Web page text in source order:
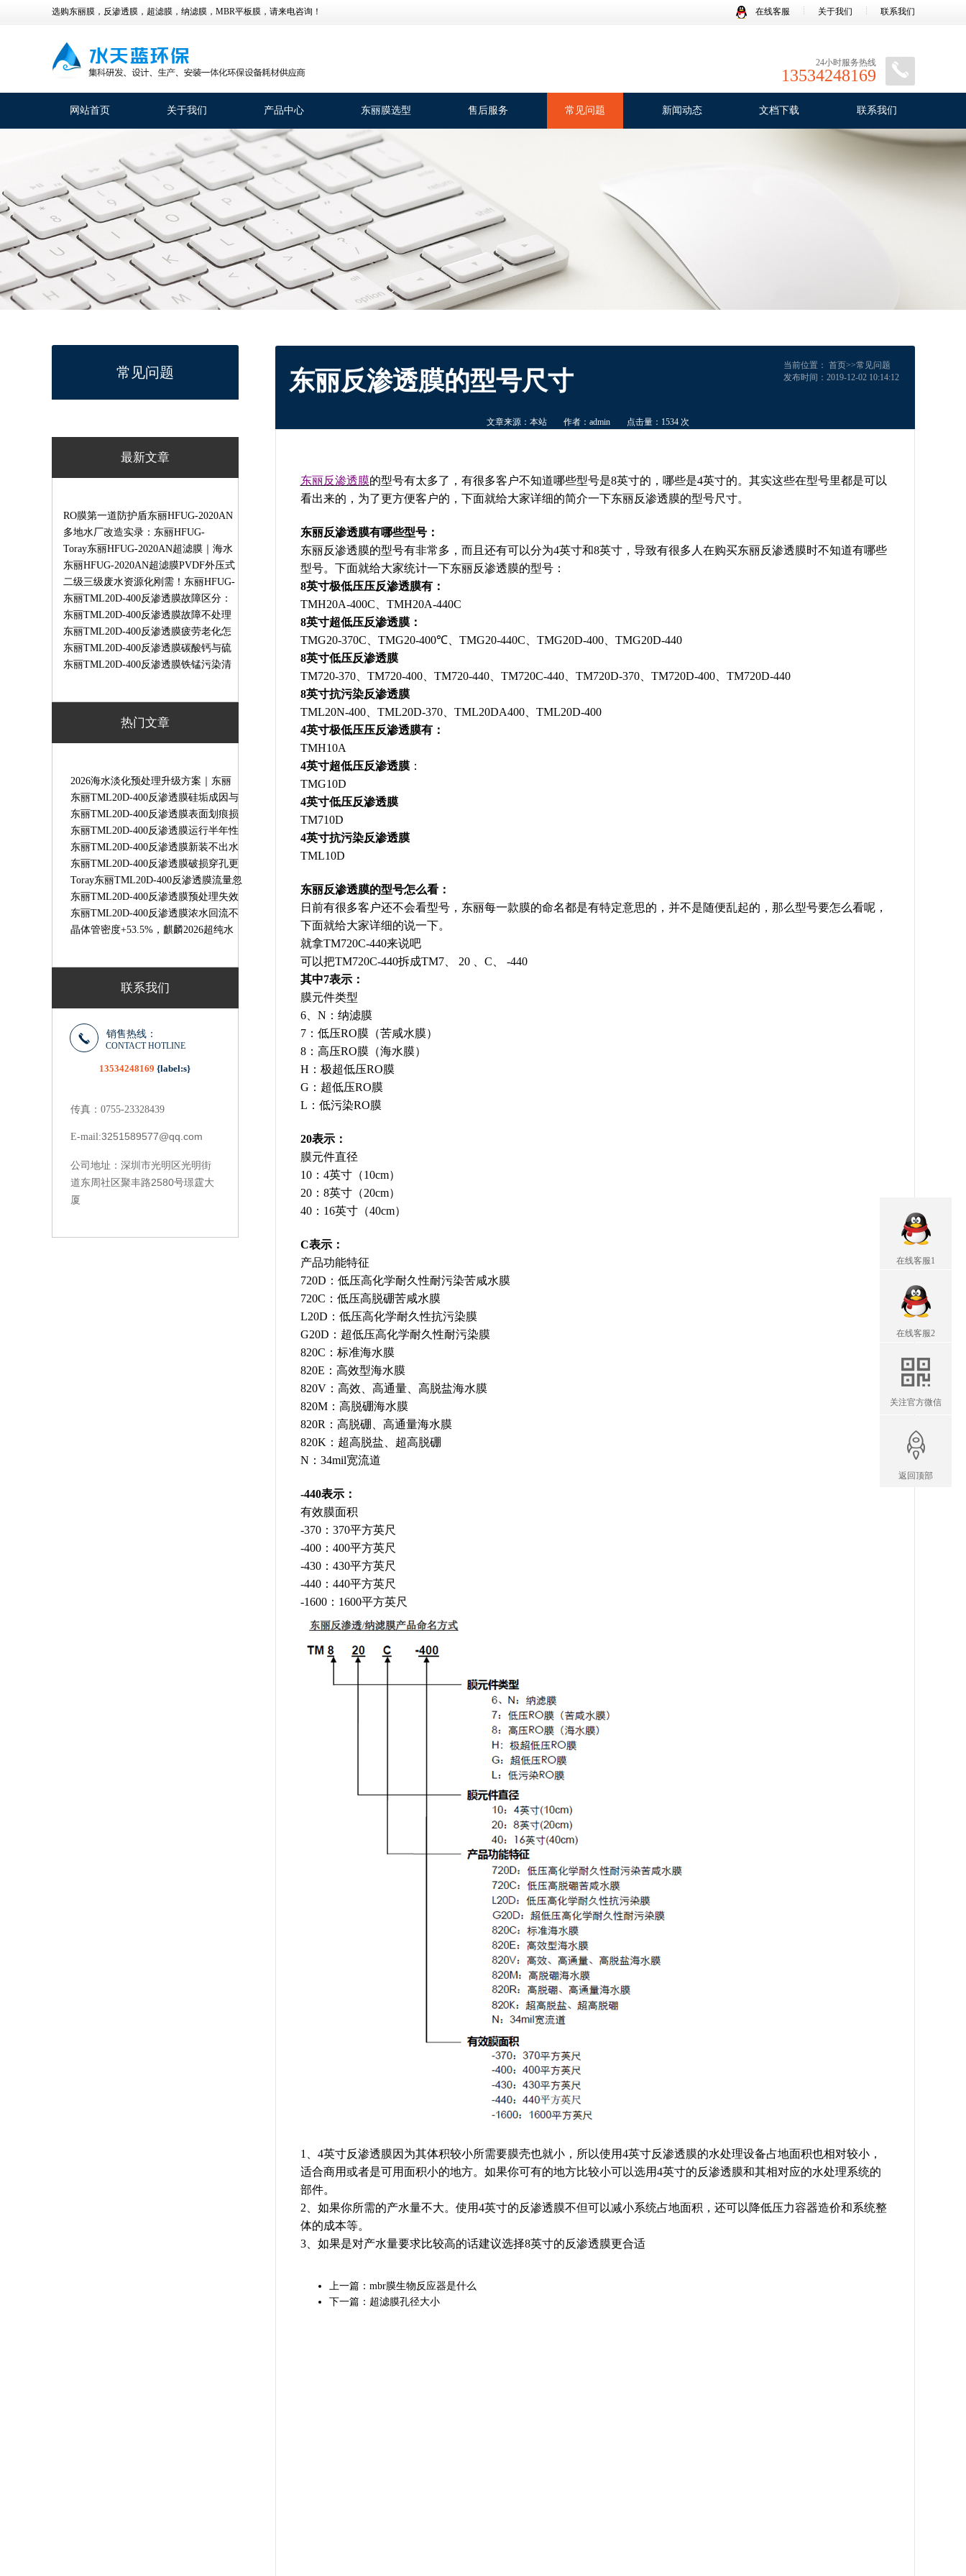
在线客服 关于我们 联系我们
选购东丽膜，反渗透膜，超滤膜，纳滤膜，MBR平板膜，请来电咨询！
24小时服务热线
13534248169
网站首页 关于我们 产品中心 东丽膜选型 售后服务 常见问题 新闻动态 文档下载 联系我们
常见问题
最新文章
RO膜第一道防护盾东丽HFUG-2020AN
外压超滤膜海水淡化废水回用专用
多地水厂改造实录：东丽HFUG-
2020AN超滤膜一站式解决净水产水废
水深度处理
Toray东丽HFUG-2020AN超滤膜｜海水
RO脱盐预处理工业生产废水循环回用
膜组件
东丽HFUG-2020AN超滤膜PVDF外压式
超滤膜饮用水工业用水预处理专用膜
二级三级废水资源化刚需！东丽HFUG-
2020AN超滤膜破解污水膜污堵痛点
东丽TML20D-400反渗透膜故障区分：
哪些可自修、哪些必须返厂维修
东丽TML20D-400反渗透膜故障不处理
会有哪些后果？膜污堵/氧化/渗漏长期
运行危害
东丽TML20D-400反渗透膜疲劳老化怎
么判断？更换标准与实操检测方法
东丽TML20D-400反渗透膜碳酸钙与硫
酸钙结垢区别、成因及清洗方案
东丽TML20D-400反渗透膜铁锰污染清
热门文章
2026海水淡化预处理升级方案｜东丽
HFUG-2020AN超滤膜守护RO系统稳定
运行
东丽TML20D-400反渗透膜硅垢成因与
专用清洗方案
东丽TML20D-400反渗透膜表面划痕损
伤原因｜膜划伤故障解决办法
东丽TML20D-400反渗透膜运行半年性
能骤降原因及解决办法
东丽TML20D-400反渗透膜新装不出水
故障排查｜TORAY8寸RO膜无产水解
决办法
东丽TML20D-400反渗透膜破损穿孔更
换标准｜检测判定与更换流程
Toray东丽TML20D-400反渗透膜流量忽
高忽不稳定故障处理方法
东丽TML20D-400反渗透膜预处理失效
故障解决方法
东丽TML20D-400反渗透膜浓水回流不
畅故障排查｜原因与解决办法
晶体管密度+53.5%，麒麟2026超纯水
联系我们
销售热线：
CONTACT HOTLINE
13534248169 {label:s}
传真：0755-23328439
E-mail:3251589577@qq.com
公司地址： 深圳市光明区光明街
道东周社区聚丰路2580号璟霆大
厦
当前位置： 首页>>常见问题
发布时间：2019-12-02 10:14:12
东丽反渗透膜的型号尺寸
文章来源：本站 作者：admin 点击量：1534 次
东丽反渗透膜的型号有太多了，有很多客户不知道哪些型号是8英寸的，哪些是4英寸的。其实这些在型号里都是可以
看出来的，为了更方便客户的，下面就给大家详细的简介一下东丽反渗透膜的型号尺寸。
东丽反渗透膜有哪些型号：
东丽反渗透膜的型号有非常多，而且还有可以分为4英寸和8英寸，导致有很多人在购买东丽反渗透膜时不知道有哪些
型号。下面就给大家统计一下东丽反渗透膜的型号：
8英寸极低压压反渗透膜有：
TMH20A-400C、TMH20A-440C
8英寸超低压反渗透膜：
TMG20-370C、TMG20-400℃、TMG20-440C、TMG20D-400、TMG20D-440
8英寸低压反渗透膜
TM720-370、TM720-400、TM720-440、TM720C-440、TM720D-370、TM720D-400、TM720D-440
8英寸抗污染反渗透膜
TML20N-400、TML20D-370、TML20DA400、TML20D-400
4英寸极低压压反渗透膜有：
TMH10A
4英寸超低压反渗透膜：
TMG10D
4英寸低压反渗透膜
TM710D
4英寸抗污染反渗透膜
TML10D
东丽反渗透膜的型号怎么看：
日前有很多客户还不会看型号，东丽每一款膜的命名都是有特定意思的，并不是随便乱起的，那么型号要怎么看呢，
下面就给大家详细的说一下。
就拿TM720C-440来说吧
可以把TM720C-440拆成TM7、 20 、C、 -440
其中7表示：
膜元件类型
6、N：纳滤膜
7：低压RO膜（苦咸水膜）
8：高压RO膜（海水膜）
H：极超低压RO膜
G：超低压RO膜
L：低污染RO膜
20表示：
膜元件直径
10：4英寸（10cm）
20：8英寸（20cm）
40：16英寸（40cm）
C表示：
产品功能特征
720D：低压高化学耐久性耐污染苦咸水膜
720C：低压高脱硼苦咸水膜
L20D：低压高化学耐久性抗污染膜
G20D：超低压高化学耐久性耐污染膜
820C：标准海水膜
820E：高效型海水膜
820V：高效、高通量、高脱盐海水膜
820M：高脱硼海水膜
820R：高脱硼、高通量海水膜
820K：超高脱盐、超高脱硼
N：34mil宽流道
-440表示：
有效膜面积
-370：370平方英尺
-400：400平方英尺
-430：430平方英尺
-440：440平方英尺
-1600：1600平方英尺
1、4英寸反渗透膜因为其体积较小所需要膜壳也就小，所以使用4英寸反渗透膜的水处理设备占地面积也相对较小，
适合商用或者是可用面积小的地方。如果你可有的地方比较小可以选用4英寸的反渗透膜和其相对应的水处理系统的
部件。
2、如果你所需的产水量不大。使用4英寸的反渗透膜不但可以减小系统占地面积，还可以降低压力容器造价和系统整
体的成本等。
3、如果是对产水量要求比较高的话建议选择8英寸的反渗透膜更合适
上一篇： mbr膜生物反应器是什么
下一篇： 超滤膜孔径大小
在线客服1
在线客服2
关注官方微信
返回顶部